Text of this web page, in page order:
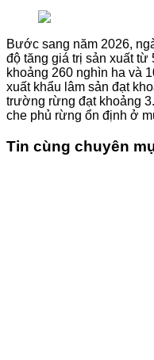
Bước sang năm 2026,
độ tăng giá trị sản xuất từ
khoảng 260 nghìn ha và
xuất khẩu lâm sản đạt
trường rừng đạt khoảng
che phủ rừng ổn định ở
Tin cùng chuyên